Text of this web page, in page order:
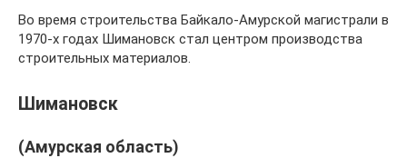
Во время строительства Байкало-Амурской магистрали в
1970-х годах Шимановск стал центром производства
строительных материалов.
Шимановск
(Амурская область)